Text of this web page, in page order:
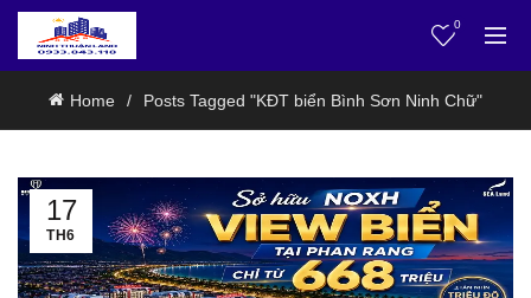
0
Home Posts Tagged "KĐT biển Bình Sơn Ninh Chữ"
17
TH6